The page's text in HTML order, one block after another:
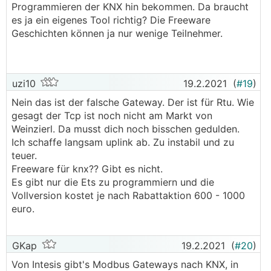
Programmieren der KNX hin bekommen. Da braucht
es ja ein eigenes Tool richtig? Die Freeware
Geschichten können ja nur wenige Teilnehmer.
uzi10 19.2.2021 (#19)
Nein das ist der falsche Gateway. Der ist für Rtu. Wie
gesagt der Tcp ist noch nicht am Markt von
Weinzierl. Da musst dich noch bisschen gedulden.
Ich schaffe langsam uplink ab. Zu instabil und zu
teuer.
Freeware für knx?? Gibt es nicht.
Es gibt nur die Ets zu programmiern und die
Vollversion kostet je nach Rabattaktion 600 - 1000
euro.
GKap 19.2.2021 (#20)
Von Intesis gibt's Modbus Gateways nach KNX, in